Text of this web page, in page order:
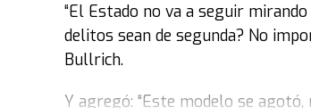
“El Estado no va a seguir
delitos sean de segunda? No
Bullrich.
Y agregó: “Este modelo se